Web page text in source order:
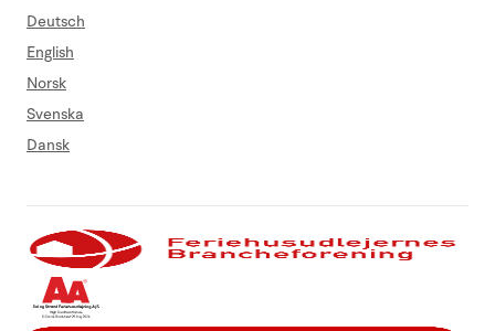
Deutsch
English
Norsk
Svenska
Dansk